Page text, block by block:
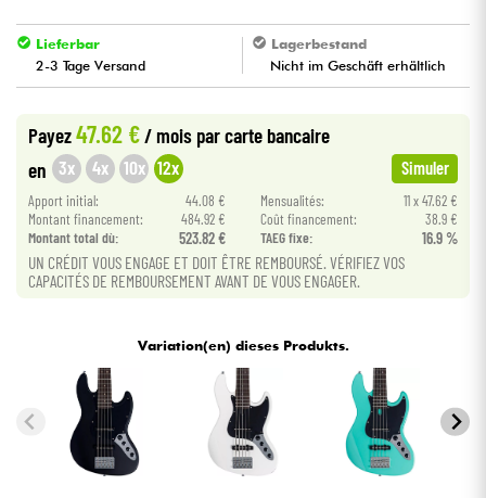
Violinen & Quartett
Kabel & Zubehöre
HiFi
Bundle
Lieferbar
2-3 Tage Versand
Lagerbestand
Nicht im Geschäft erhältlich
Payez47.62 €/ mois par carte bancaire
en 3x 4x 10x 12x Simuler
Apport initial: 44.08 € Mensualités:
11 x 47.62 €
Montant financement:
484.92 € Coût financement:
38.9 €
Montant total dù:
523.82 € TAEG fixe: 16.9 %
UN CRÉDIT VOUS ENGAGE ET DOIT ÊTRE REMBOURSÉ. VÉRIFIEZ VOS
CAPACITÉS DE REMBOURSEMENT AVANT DE VOUS ENGAGER.
Variation(en) dieses Produkts.